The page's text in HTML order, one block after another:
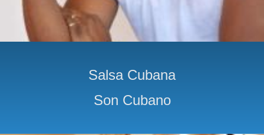
Salsa Cubana
Son Cubano